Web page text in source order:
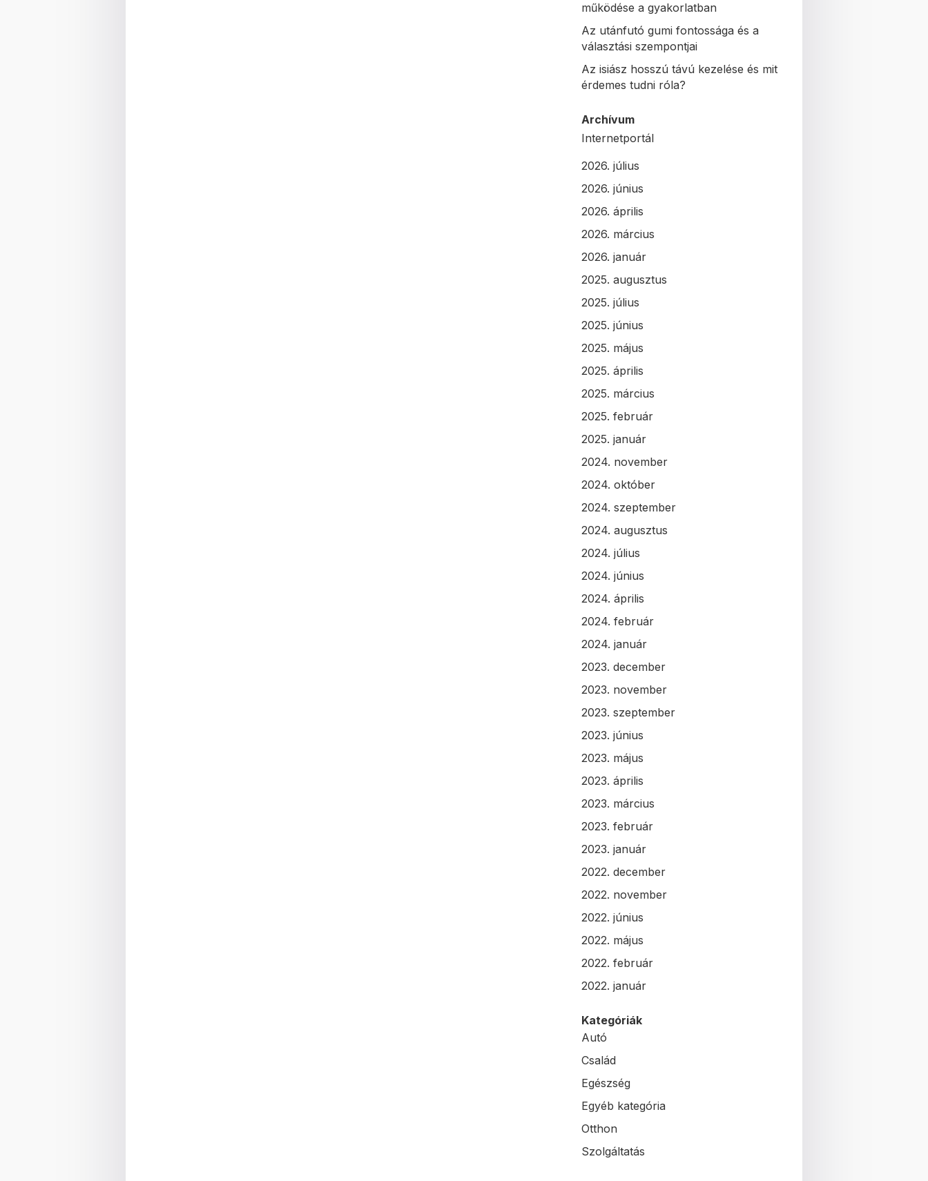
működése a gyakorlatban
Az utánfutó gumi fontossága és a
választási szempontjai
Az isiász hosszú távú kezelése és mit
érdemes tudni róla?
Archívum
Internetportál
2026. július
2026. június
2026. április
2026. március
2026. január
2025. augusztus
2025. július
2025. június
2025. május
2025. április
2025. március
2025. február
2025. január
2024. november
2024. október
2024. szeptember
2024. augusztus
2024. július
2024. június
2024. április
2024. február
2024. január
2023. december
2023. november
2023. szeptember
2023. június
2023. május
2023. április
2023. március
2023. február
2023. január
2022. december
2022. november
2022. június
2022. május
2022. február
2022. január
Kategóriák
Autó
Család
Egészség
Egyéb kategória
Otthon
Szolgáltatás